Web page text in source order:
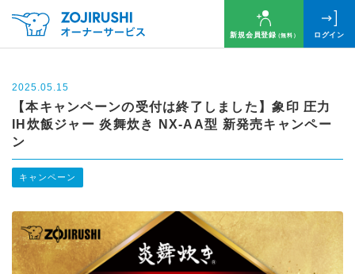
新規会員登録（無料） ログイン
2025.05.15
【本キャンペーンの受付は終了しました】象印 圧力
IH炊飯ジャー 炎舞炊き NX-AA型 新発売キャンペー
ン
キャンペーン